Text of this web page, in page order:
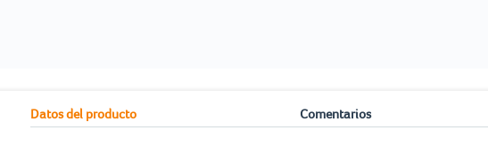
current
tab:
Datos del producto Comentarios